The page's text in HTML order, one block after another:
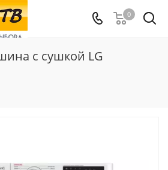
0
с сушкой LG